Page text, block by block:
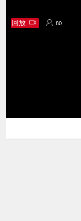
回放 80